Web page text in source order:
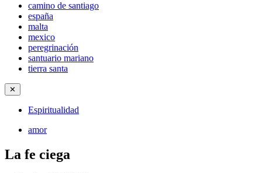
camino de santiago
españa
malta
mexico
peregrinación
santuario mariano
tierra santa
✕
Espiritualidad
amor
La fe ciega